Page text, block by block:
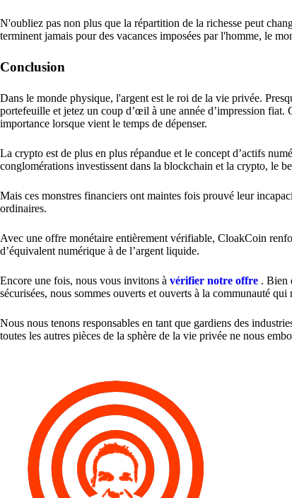
N'oubliez pas non plus que la répartition de la richesse peut
terminent jamais pour des vacances imposées par l'homme, le
Conclusion
Dans le monde physique, l'argent est le roi de la vie privée.
portefeuille et jetez un coup d’œil à une année d’impression fiat.
importance lorsque vient le temps de dépenser.
La crypto est de plus en plus répandue et le concept d’actifs
conglomérations investissent dans la blockchain et la crypto, le
Mais ces monstres financiers ont maintes fois prouvé leur
ordinaires.
Avec une offre monétaire entièrement vérifiable, CloakCoin
d’équivalent numérique à de l’argent liquide.
Encore une fois, nous vous invitons à vérifier notre offre . Bien
sécurisées, nous sommes ouverts et ouverts à la communauté
Nous nous tenons responsables en tant que gardiens des
toutes les autres pièces de la sphère de la vie privée ne nous